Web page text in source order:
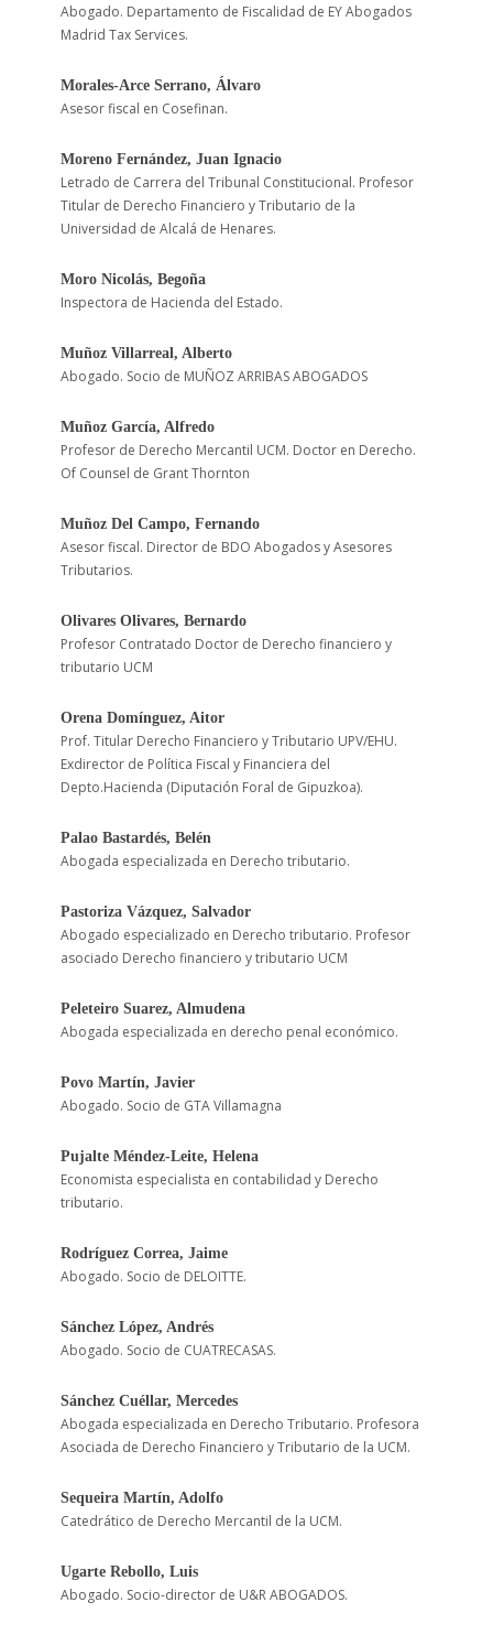
Abogado. Departamento de Fiscalidad de EY Abogados
Madrid Tax Services.
Morales-Arce Serrano, Álvaro
Asesor fiscal en Cosefinan.
Moreno Fernández, Juan Ignacio
Letrado de Carrera del Tribunal Constitucional. Profesor
Titular de Derecho Financiero y Tributario de la
Universidad de Alcalá de Henares.
Moro Nicolás, Begoña
Inspectora de Hacienda del Estado.
Muñoz Villarreal, Alberto
Abogado. Socio de MUÑOZ ARRIBAS ABOGADOS
Muñoz García, Alfredo
Profesor de Derecho Mercantil UCM. Doctor en Derecho.
Of Counsel de Grant Thornton
Muñoz Del Campo, Fernando
Asesor fiscal. Director de BDO Abogados y Asesores
Tributarios.
Olivares Olivares, Bernardo
Profesor Contratado Doctor de Derecho financiero y
tributario UCM
Orena Domínguez, Aitor
Prof. Titular Derecho Financiero y Tributario UPV/EHU.
Exdirector de Política Fiscal y Financiera del
Depto.Hacienda (Diputación Foral de Gipuzkoa).
Palao Bastardés, Belén
Abogada especializada en Derecho tributario.
Pastoriza Vázquez, Salvador
Abogado especializado en Derecho tributario. Profesor
asociado Derecho financiero y tributario UCM
Peleteiro Suarez, Almudena
Abogada especializada en derecho penal económico.
Povo Martín, Javier
Abogado. Socio de GTA Villamagna
Pujalte Méndez-Leite, Helena
Economista especialista en contabilidad y Derecho
tributario.
Rodríguez Correa, Jaime
Abogado. Socio de DELOITTE.
Sánchez López, Andrés
Abogado. Socio de CUATRECASAS.
Sánchez Cuéllar, Mercedes
Abogada especializada en Derecho Tributario. Profesora
Asociada de Derecho Financiero y Tributario de la UCM.
Sequeira Martín, Adolfo
Catedrático de Derecho Mercantil de la UCM.
Ugarte Rebollo, Luis
Abogado. Socio-director de U&R ABOGADOS.